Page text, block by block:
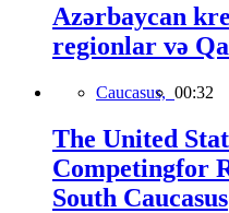
Azərbaycan
regionlar və
Caucasus, 00:32
The United
Competingfor
South Caucasus